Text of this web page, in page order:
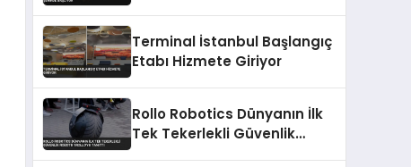
Terminal İstanbul Başlangıç
Etabı Hizmete Giriyor
Rollo Robotics Dünyanın İlk
Tek Tekerlekli Güvenlik